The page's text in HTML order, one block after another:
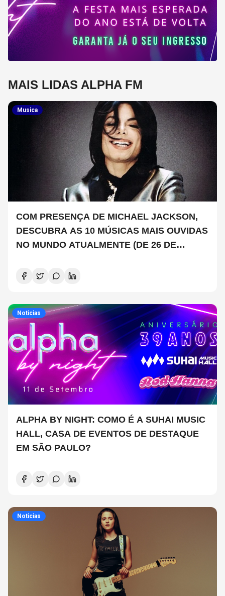
MAIS LIDAS ALPHA FM
Musica
COM PRESENÇA DE MICHAEL JACKSON,
DESCUBRA AS 10 MÚSICAS MAIS OUVIDAS
NO MUNDO ATUALMENTE (DE 26 DE
Noticias
ALPHA BY NIGHT: COMO É A SUHAI MUSIC
HALL, CASA DE EVENTOS DE DESTAQUE
EM SÃO PAULO?
Noticias